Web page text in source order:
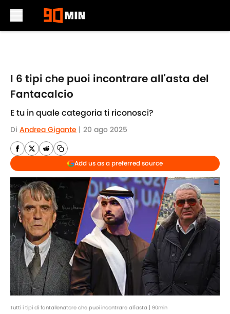
I 6 tipi che puoi incontrare all'asta del
Fantacalcio
E tu in quale categoria ti riconosci?
Di Andrea Gigante | 20 ago 2025
Add us as a preferred source
Tutti i tipi di fantallenatore che puoi incontrare all'asta | 90min